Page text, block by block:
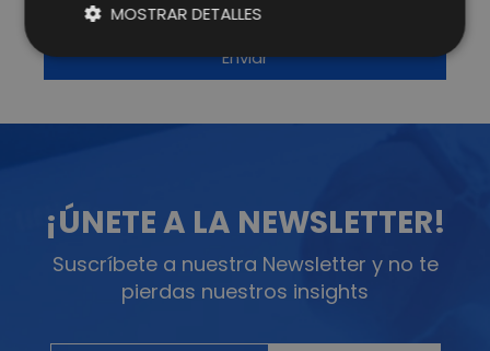
¡ÚNETE A LA NEWSLETTER!
Suscríbete a nuestra Newsletter y no te
pierdas nuestros insights
MOSTRAR DETALLES